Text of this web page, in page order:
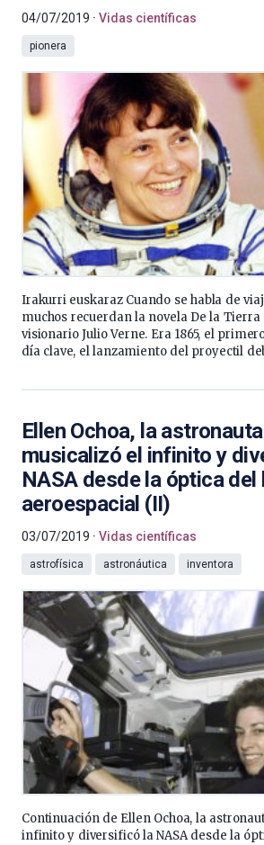
04/07/2019 Vidas científicas
pionera
Irakurri euskaraz Cuando se habla de
muchos recuerdan la novela De la
visionario Julio Verne. Era 1865, el
día clave, el lanzamiento del proyectil
Ellen Ochoa, la
musicalizó el infinito y
NASA desde la óptica
aeroespacial (II)
03/07/2019 Vidas científicas
astrofísica astronáutica inventora
Continuación de Ellen Ochoa, la
infinito y diversificó la NASA desde la